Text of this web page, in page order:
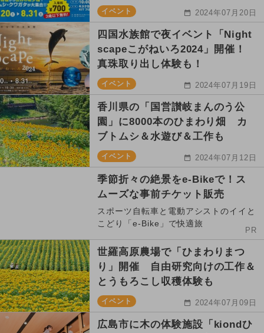
イベント 2024年07月20日
四国水族館で夜イベント「Night
scapeこがねいろ2024」開催！
真珠取り出し体験も！
イベント 2024年07月19日
香川県の「国営讃岐まんのう公
園」に8000本のひまわり畑 カ
ブトムシ＆水遊び＆工作も
イベント 2024年07月12日
季節折々の絶景をe-Bikeで！ス
ムーズな事前チケット販売
スポーツ自転車と電動アシストのイイと
こどり「e-Bike」で快適旅
PR
世羅高原農場で「ひまわりまつ
り」開催 自由研究向けの工作＆
とうもろこし収穫体験も
イベント 2024年07月09日
広島市に木の体験施設「kiondひ